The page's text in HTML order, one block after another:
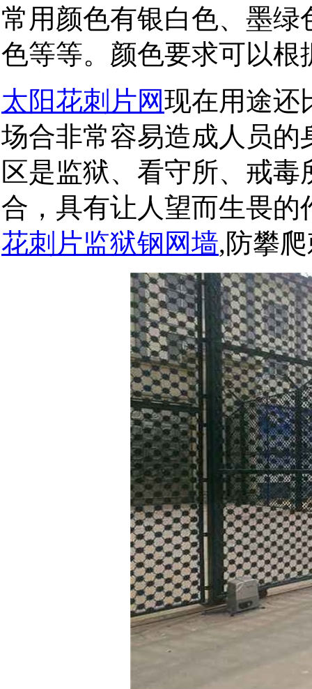
常用颜色有银白色、墨
色等等。颜色要求可以
太阳花刺片网现在用途还
场合非常容易造成人员
区是监狱、看守所、戒
合，具有让人望而生畏
花刺片监狱钢网墙,防攀